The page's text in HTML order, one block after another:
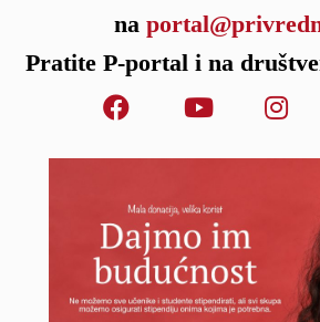
na
Pratite P-portal i na